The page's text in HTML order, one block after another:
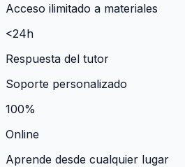
Acceso ilimitado a materiales
<24h
Respuesta del tutor
Soporte personalizado
100%
Online
Aprende desde cualquier lugar